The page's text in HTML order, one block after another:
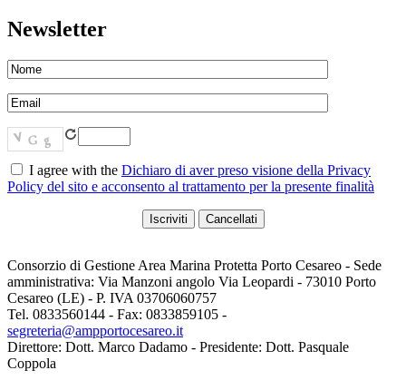
Newsletter
I agree with the Dichiaro di aver preso visione della Privacy
Policy del sito e acconsento al trattamento per la presente finalità
Consorzio di Gestione Area Marina Protetta Porto Cesareo - Sede
amministrativa: Via Manzoni angolo Via Leopardi - 73010 Porto
Cesareo (LE) - P. IVA 03706060757
Tel. 0833560144 - Fax: 0833859105 -
segreteria@ampportocesareo.it
Direttore: Dott. Marco Dadamo - Presidente: Dott. Pasquale
Coppola